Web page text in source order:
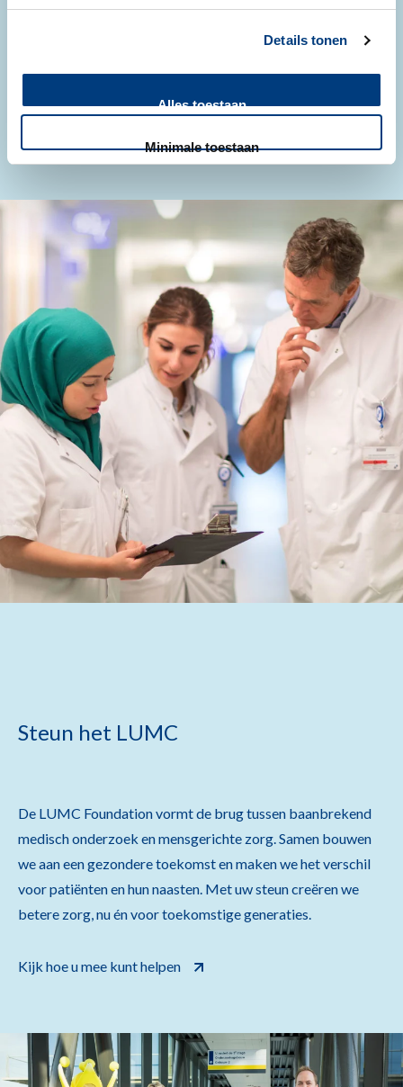
Details tonen
Alles toestaan
Minimale toestaan
Population health staat voor duurzame gezondheidszorg
Lees meer
Steun het LUMC
De LUMC Foundation vormt de brug tussen baanbrekend
medisch onderzoek en mensgerichte zorg. Samen bouwen
we aan een gezondere toekomst en maken we het verschil
voor patiënten en hun naasten. Met uw steun creëren we
betere zorg, nu én voor toekomstige generaties.
Kijk hoe u mee kunt helpen